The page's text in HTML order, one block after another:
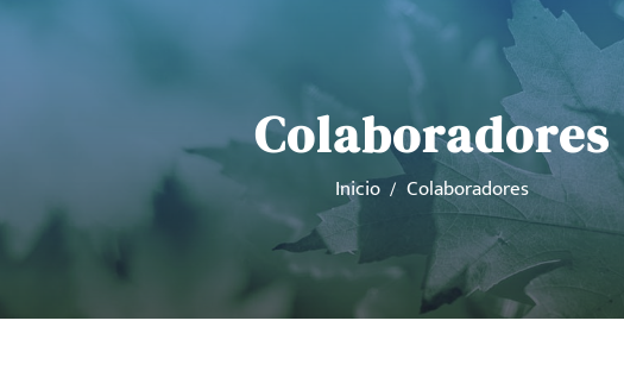
Colaboradores
Inicio Colaboradores